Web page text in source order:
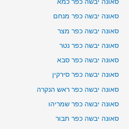
סאונה יבשה כפר כמא
סאונה יבשה כפר מנחם
סאונה יבשה כפר מצר
סאונה יבשה כפר נטר
סאונה יבשה כפר סבא
סאונה יבשה כפר סירקין
סאונה יבשה כפר ראש הנקרה
סאונה יבשה כפר שמריהו
סאונה יבשה כפר תבור